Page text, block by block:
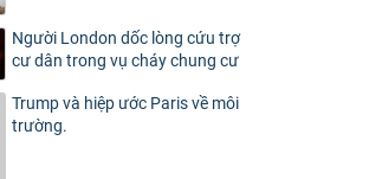
Người London dốc lòng cứu trợ
cư dân trong vụ cháy chung cư
Trump và hiệp ước Paris về môi
trường.